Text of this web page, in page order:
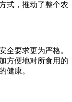
式，推动了整个农
要求更为严格。
方便地对所食用的
健康。